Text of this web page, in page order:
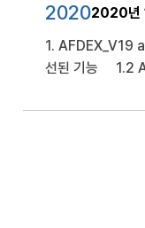
20202020년
1. AFDEX_V19
선된 기능 1.2